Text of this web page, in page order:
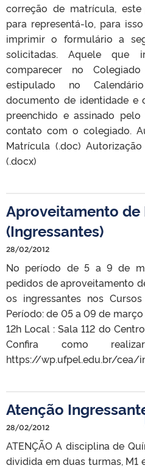
correção de matrícula,
para representá-lo, para
imprimir o formulário a
solicitadas. Aquele que
comparecer no
estipulado no
documento de identidade e
preenchido e assinado
contato com o colegiado.
Matrícula (.doc)
(.docx)
Aproveitamento de
(Ingressantes)
28/02/2012
No período de 5 a 9 de
pedidos de aproveitamento
os ingressantes nos
Período: de 05 a 09 de
12h Local : Sala 112 do
Confira como
https://wp.ufpel.edu.br/
Atenção
28/02/2012
ATENÇÃO A disciplina de
dividida em duas turmas, M1